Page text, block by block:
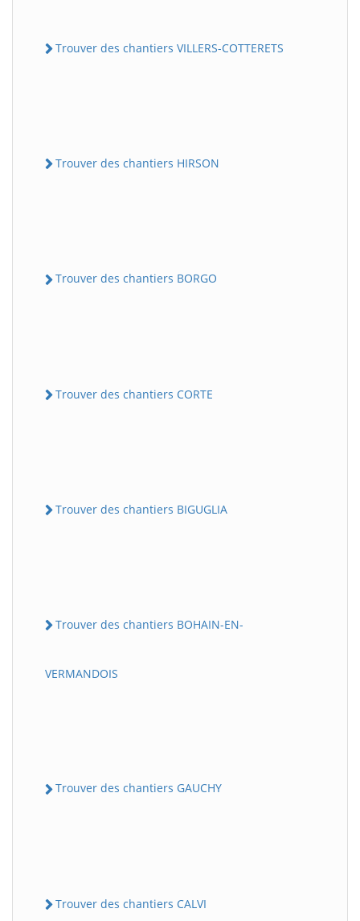
Trouver des chantiers VILLERS-COTTERETS
Trouver des chantiers HIRSON
Trouver des chantiers BORGO
Trouver des chantiers CORTE
Trouver des chantiers BIGUGLIA
Trouver des chantiers BOHAIN-EN-
VERMANDOIS
Trouver des chantiers GAUCHY
Trouver des chantiers CALVI